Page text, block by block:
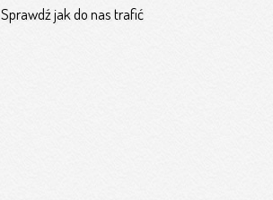
Sprawdź jak do nas trafić